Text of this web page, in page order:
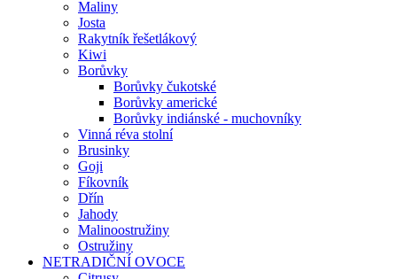
Maliny
Josta
Rakytník řešetlákový
Kiwi
Borůvky
Borůvky čukotské
Borůvky americké
Borůvky indiánské - muchovníky
Vinná réva stolní
Brusinky
Goji
Fíkovník
Dřín
Jahody
Malinoostružiny
Ostružiny
NETRADIČNÍ OVOCE